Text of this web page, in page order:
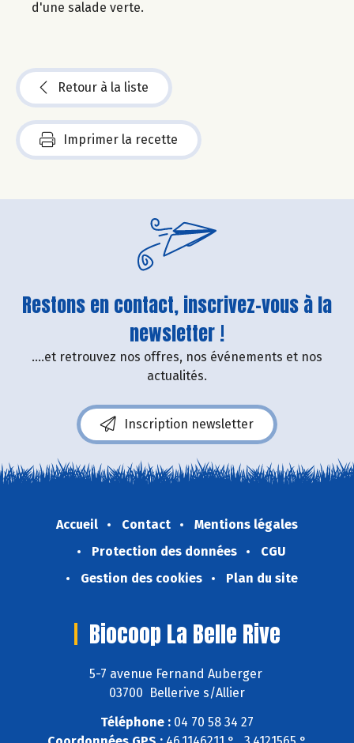
d'une salade verte.
Retour à la liste
Imprimer la recette
Restons en contact, inscrivez-vous à la
newsletter !
....et retrouvez nos offres, nos événements et nos
actualités.
Inscription newsletter
Accueil Contact
Mentions légales
Protection des données
CGU
Gestion des cookies
Plan du site
Biocoop La Belle Rive
5-7 avenue Fernand Auberger
03700 Bellerive s/Allier
Téléphone : 04 70 58 34 27